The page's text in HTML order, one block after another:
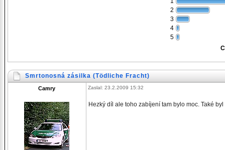
2
3
4
5
Smrtonosná zásilka (Tödliche Fracht)
Camry Zaslal: 23.2.2009 15:32
Hezký díl ale toho zabíjení tam bylo moc. Také